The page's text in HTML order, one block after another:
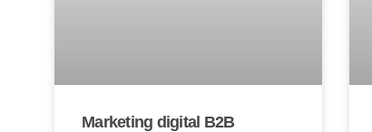
Marketing digital B2B